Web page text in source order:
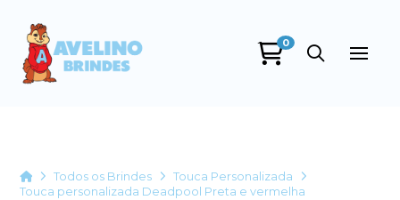
0
HomeTodos os Brindes
Touca Personalizada
Touca personalizada Deadpool Preta e vermelha